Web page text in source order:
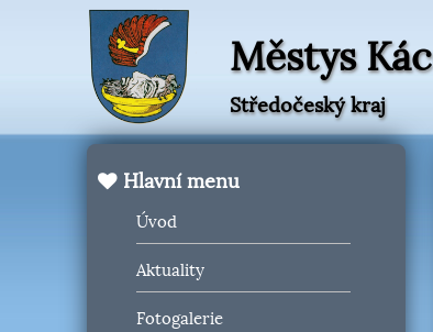
Městys
Středočeský kraj
Hlavní menu
Úvod
Aktuality
Fotogalerie